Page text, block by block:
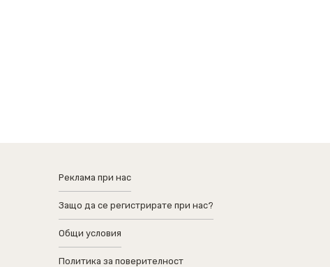
Реклама при нас
Защо да се регистрирате при нас?
Общи условия
Политика за поверителност